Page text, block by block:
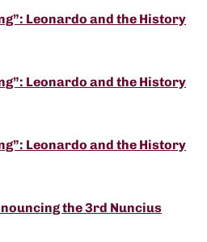
Leonardo and the History
Leonardo and the History
Leonardo and the History
the 3rd Nuncius